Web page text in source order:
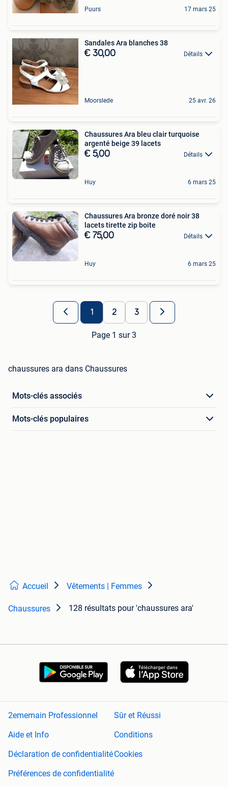
Puurs 17 mars 25
Sandales Ara blanches 38
€ 30,00 Détails
Moorslede 25 avr. 26
Chaussures Ara bleu clair turquoise
argenté beige 39 lacets
€ 5,00 Détails
Huy 6 mars 25
Chaussures Ara bronze doré noir 38
lacets tirette zip boite
€ 75,00 Détails
Huy 6 mars 25
1 2 3
Page 1 sur 3
chaussures ara dans Chaussures
Mots-clés associés
Mots-clés populaires
Accueil Vêtements | Femmes
Chaussures 128 résultats pour 'chaussures ara'
2ememain Professionnel
Sûr et Réussi
Aide et Info
Conditions
Déclaration de confidentialitéCookies
Préférences de confidentialité